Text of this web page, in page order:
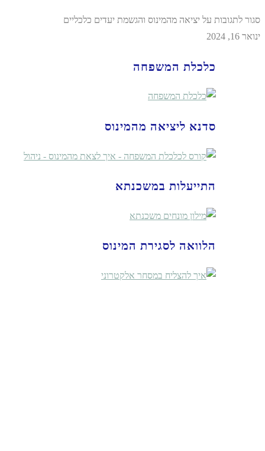
סגור לתגובות על יציאה מהמינוס והגשמת יעדים כלכליים
ינואר 16, 2024
כלכלת המשפחה
סדנא ליציאה מהמינוס
התייעלות במשכנתא
הלוואה לסגירת המינוס